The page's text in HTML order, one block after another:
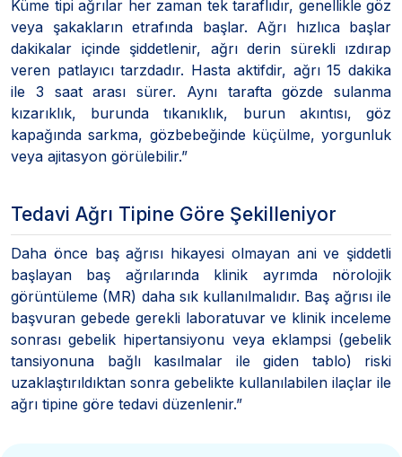
Küme tipi ağrılar her zaman tek taraflıdır, genellikle göz
veya şakakların etrafında başlar. Ağrı hızlıca başlar
dakikalar içinde şiddetlenir, ağrı derin sürekli ızdırap
veren patlayıcı tarzdadır. Hasta aktifdir, ağrı 15 dakika
ile 3 saat arası sürer. Aynı tarafta gözde sulanma
kızarıklık, burunda tıkanıklık, burun akıntısı, göz
kapağında sarkma, gözbebeğinde küçülme, yorgunluk
veya ajitasyon görülebilir.”
Tedavi Ağrı Tipine Göre Şekilleniyor
Daha önce baş ağrısı hikayesi olmayan ani ve şiddetli
başlayan baş ağrılarında klinik ayrımda nörolojik
görüntüleme (MR) daha sık kullanılmalıdır. Baş ağrısı ile
başvuran gebede gerekli laboratuvar ve klinik inceleme
sonrası gebelik hipertansiyonu veya eklampsi (gebelik
tansiyonuna bağlı kasılmalar ile giden tablo) riski
uzaklaştırıldıktan sonra gebelikte kullanılabilen ilaçlar ile
ağrı tipine göre tedavi düzenlenir.”